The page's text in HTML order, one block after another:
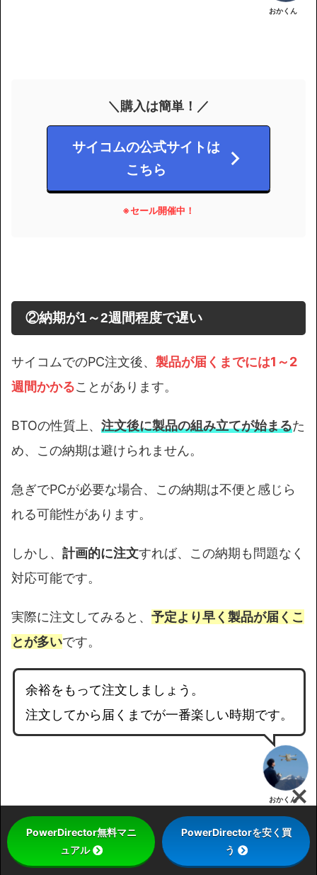
おかくん
＼購入は簡単！／
サイコムの公式サイトは
こちら
※セール開催中！
②納期が1～2週間程度で遅い
サイコムでのPC注文後、 製品が届くまでには1～2
週間かかることがあります。
BTOの性質上、 注文後に製品の組み立てが始まるた
め、この納期は避けられません。
急ぎでPCが必要な場合、この納期は不便と感じら
れる可能性があります。
しかし、 計画的に注文すれば、この納期も問題なく
対応可能です。
実際に注文してみると、 予定より早く製品が届くこ
とが多いです。
余裕をもって注文しましょう。
注文してから届くまでが一番楽しい時期です。
おかくん
PowerDirector無料マニ
ュアル
PowerDirectorを安く買
う